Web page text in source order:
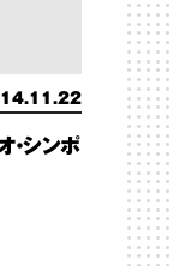
シンポ